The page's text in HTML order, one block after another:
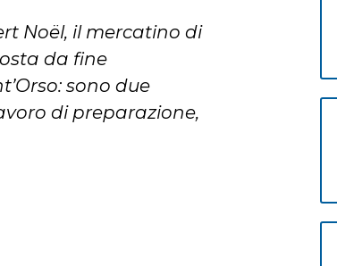
Noël, il mercatino di
da fine
sono due
di preparazione,